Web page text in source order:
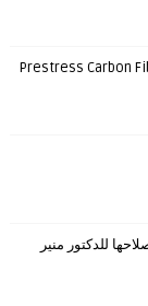
Prestress Carbon
للدكتور منير